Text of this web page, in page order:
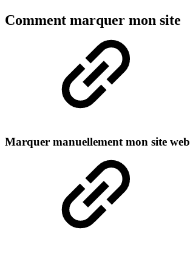
Comment marquer mon site
Marquer manuellement mon site web